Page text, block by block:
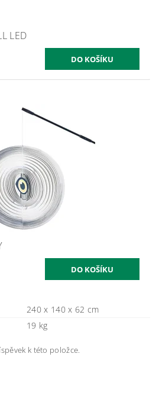
LED
240 x 140 x 62 cm
19 kg
k této položce.